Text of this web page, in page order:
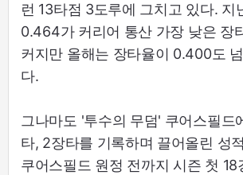
런 13타점 3도루에 그치고 있다. 지
0.464가 커리어 통산 가장 낮은 장
커지만 올해는 장타율이 0.400도
다.
그나마도 '투수의 무덤' 쿠어스필드
타, 2장타를 기록하며 끌어올린 성
쿠어스필드 원정 전까지 시즌 첫 18